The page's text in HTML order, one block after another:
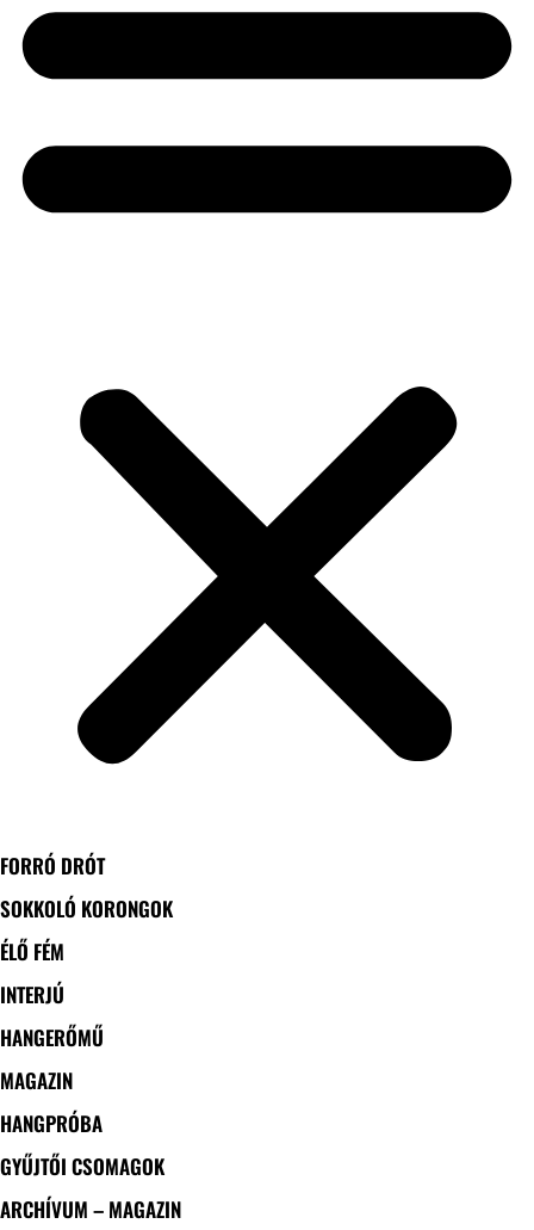
FORRÓ DRÓT
SOKKOLÓ KORONGOK
ÉLŐ FÉM
INTERJÚ
HANGERŐMŰ
MAGAZIN
HANGPRÓBA
GYŰJTŐI CSOMAGOK
ARCHÍVUM – MAGAZIN